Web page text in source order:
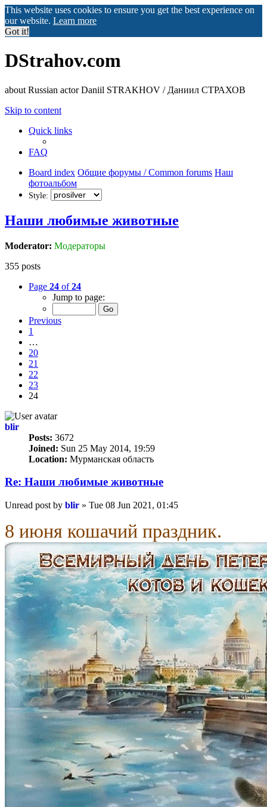
This website uses cookies to ensure you get the best experience on
our website. Learn more
Got it!
DStrahov.com
about Russian actor Daniil STRAKHOV / Даниил СТРАХОВ
Skip to content
Quick links
FAQ
Board index Общие форумы / Common forums Наш
фотоальбом
Style:
Наши любимые животные
Moderator: Модераторы
355 posts
Page 24 of24
Jump to page:
Previous
1
…
20
21
22
23
24
blir
Posts: 3672
Joined: Sun 25 May 2014, 19:59
Location: Мурманская область
Re: Наши любимые животные
Unread post by blir » Tue 08 Jun 2021, 01:45
8 июня кошачий праздник.